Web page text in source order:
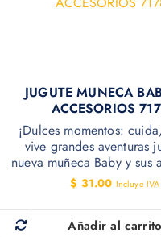
JUGUTE MUNECA
ACCESORIOS
¡Dulces momentos:
vive grandes aventuras
nueva muñeca Baby y sus
$ 31.00 Incluye IVA
Añadir al carrito